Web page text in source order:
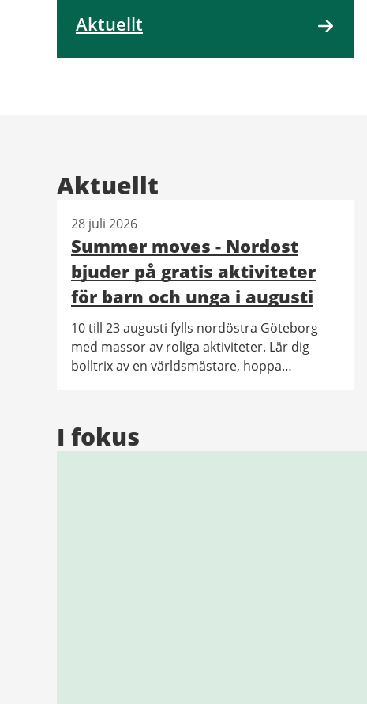
Aktuellt
Aktuellt
Summer moves - Nordost
bjuder på gratis aktiviteter
för barn och unga i augusti
28 juli 2026
10 till 23 augusti fylls nordöstra Göteborg
med massor av roliga aktiviteter. Lär dig
bolltrix av en världsmästare, hoppa
området.
I fokus